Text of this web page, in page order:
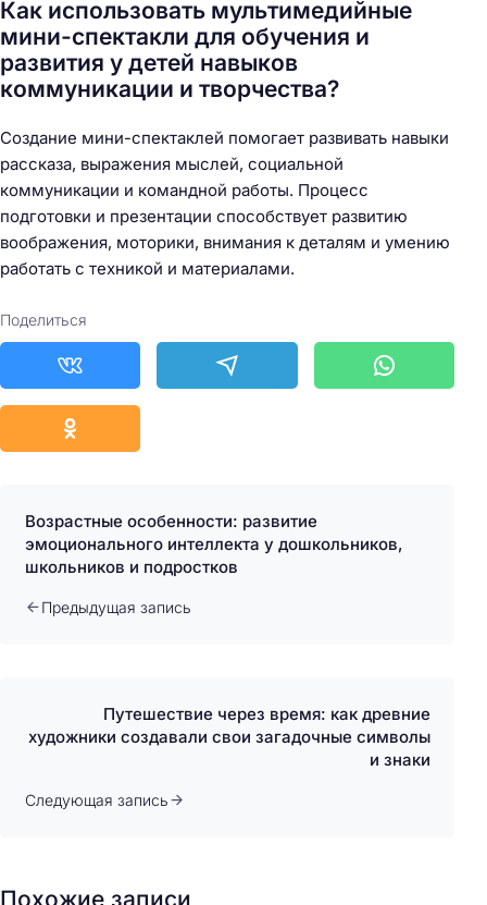
Как использовать мультимедийные
мини-спектакли для обучения и
развития у детей навыков
коммуникации и творчества?
Создание мини-спектаклей помогает развивать навыки
рассказа, выражения мыслей, социальной
коммуникации и командной работы. Процесс
подготовки и презентации способствует развитию
воображения, моторики, внимания к деталям и умению
работать с техникой и материалами.
Поделиться
Возрастные особенности: развитие
эмоционального интеллекта у дошкольников,
школьников и подростков
Предыдущая запись
Путешествие через время: как древние
художники создавали свои загадочные символы
и знаки
Следующая запись
Похожие записи